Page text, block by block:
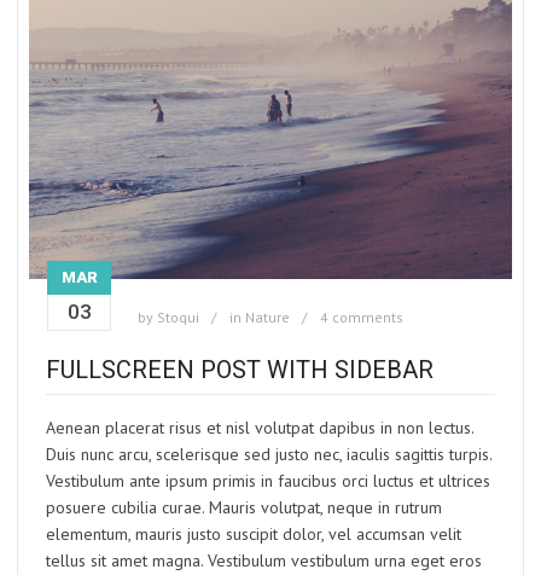
MAR
03 by Stoqui in Nature 4 comments
FULLSCREEN POST WITH SIDEBAR
Aenean placerat risus et nisl volutpat dapibus in non lectus.
Duis nunc arcu, scelerisque sed justo nec, iaculis sagittis turpis.
Vestibulum ante ipsum primis in faucibus orci luctus et ultrices
posuere cubilia curae. Mauris volutpat, neque in rutrum
elementum, mauris justo suscipit dolor, vel accumsan velit
tellus sit amet magna. Vestibulum vestibulum urna eget eros